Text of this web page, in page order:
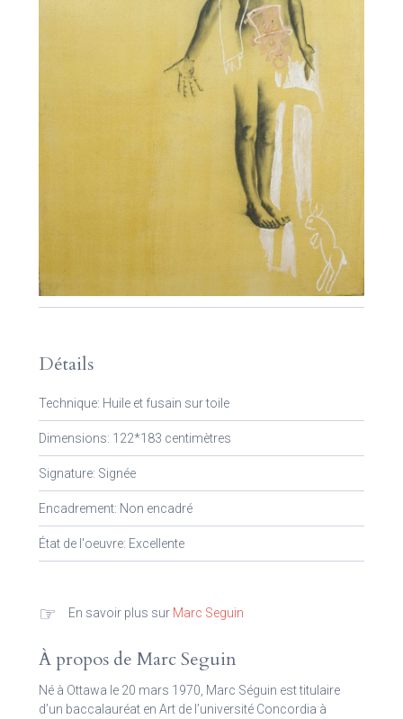
Détails
Technique: Huile et fusain sur toile
Dimensions: 122*183 centimètres
Signature: Signée
Encadrement: Non encadré
État de l'oeuvre: Excellente
☞ En savoir plus sur Marc Seguin
À propos de Marc Seguin
Né à Ottawa le 20 mars 1970, Marc Séguin est titulaire
d’un baccalauréat en Art de l’université Concordia à